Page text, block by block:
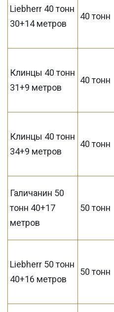
Liebherr 40 тонн
30+14 метров
40 тонн
Клинцы 40 тонн
31+9 метров
40 тонн
Клинцы 40 тонн
34+9 метров
40 тонн
Галичанин 50
тонн 40+17
метров
50 тонн
Liebherr 50 тонн
40+16 метров
50 тонн